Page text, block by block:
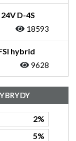
D-4S
FXE18593
hybrid
9628
2%
5%